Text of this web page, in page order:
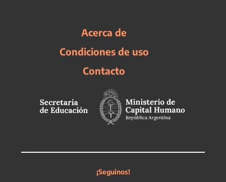
Acerca de
Condiciones de uso
Contacto
¡Seguinos!